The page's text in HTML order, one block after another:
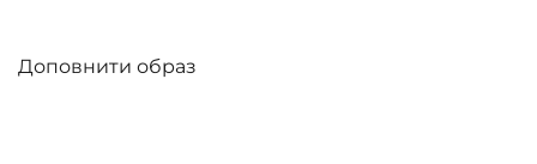
Доповнити образ